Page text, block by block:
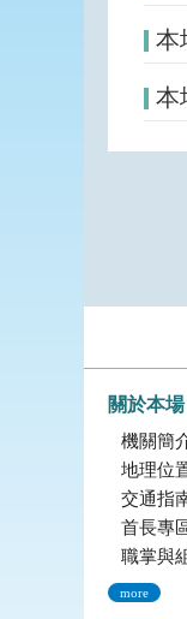
本
本
關於本場
機關簡
地理位置及農
交通指
首長專
職掌與組
more